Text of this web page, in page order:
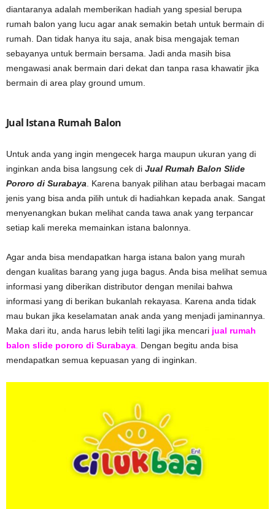
diantaranya adalah memberikan hadiah yang spesial berupa
rumah balon yang lucu agar anak semakin betah untuk bermain di
rumah. Dan tidak hanya itu saja, anak bisa mengajak teman
sebayanya untuk bermain bersama. Jadi anda masih bisa
mengawasi anak bermain dari dekat dan tanpa rasa khawatir jika
bermain di area play ground umum.
Jual Istana Rumah Balon
Untuk anda yang ingin mengecek harga maupun ukuran yang di
inginkan anda bisa langsung cek di Jual Rumah Balon Slide
Pororo di Surabaya . Karena banyak pilihan atau berbagai macam
jenis yang bisa anda pilih untuk di hadiahkan kepada anak. Sangat
menyenangkan bukan melihat canda tawa anak yang terpancar
setiap kali mereka memainkan istana balonnya.
Agar anda bisa mendapatkan harga istana balon yang murah
dengan kualitas barang yang juga bagus. Anda bisa melihat semua
informasi yang diberikan distributor dengan menilai bahwa
informasi yang di berikan bukanlah rekayasa. Karena anda tidak
mau bukan jika keselamatan anak anda yang menjadi jaminannya.
Maka dari itu, anda harus lebih teliti lagi jika mencari jual rumah
balon slide pororo di Surabaya Dengan begitu anda bisa
mendapatkan semua kepuasan yang di inginkan.